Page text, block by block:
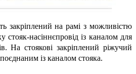
закріплений на рамі з можливістю
стояк-насіннєпровід із каналом для
На стоякові закріплений ріжучий
із каналом стояка.